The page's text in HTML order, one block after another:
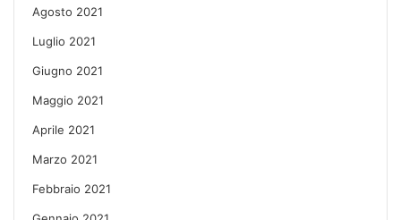
Agosto 2021
Luglio 2021
Giugno 2021
Maggio 2021
Aprile 2021
Marzo 2021
Febbraio 2021